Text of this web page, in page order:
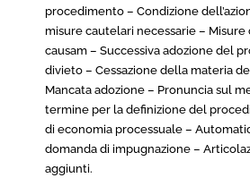
procedimento – Condizione
misure cautelari necessarie –
causam – Successiva adozione del
divieto – Cessazione della materia
Mancata adozione – Pronuncia sul
termine per la definizione del
di economia processuale –
domanda di impugnazione –
aggiunti.